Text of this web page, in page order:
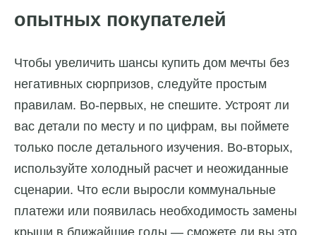
опытных покупателей
Чтобы увеличить шансы купить дом мечты без
негативных сюрпризов, следуйте простым
правилам. Во-первых, не спешите. Устроят ли
вас детали по месту и по цифрам, вы поймете
только после детального изучения. Во-вторых,
используйте холодный расчет и неожиданные
сценарии. Что если выросли коммунальные
платежи или появилась необходимость замены
крыши в ближайшие годы — сможете ли вы это